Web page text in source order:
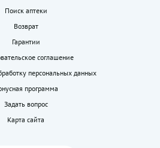
Поиск аптеки
Возврат
Гарантии
соглашение
персональных данных
программа
Задать вопрос
Карта сайта